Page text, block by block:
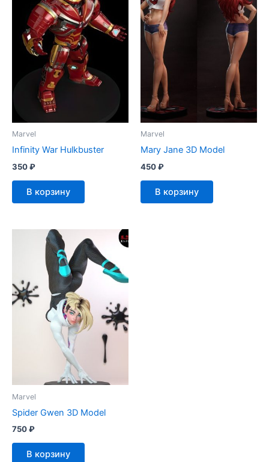
Marvel
Infinity War Hulkbuster
350₽
В корзину
Marvel
Mary Jane 3D Model
450₽
В корзину
Marvel
Spider Gwen 3D Model
750₽
В корзину